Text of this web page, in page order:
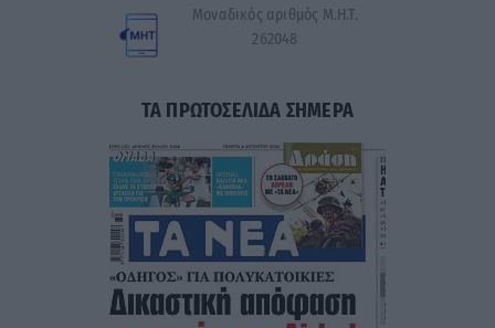
Μοναδικός αριθμός Μ.Η.Τ.
262048
ΤΑ ΠΡΩΤΟΣΕΛΙΔΑ ΣΗΜΕΡΑ